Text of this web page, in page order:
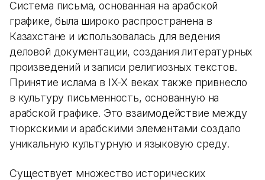
Система письма, основанная на арабской
графике, была широко распространена в
Казахстане и использовалась для ведения
деловой документации, создания литературных
произведений и записи религиозных текстов.
Принятие ислама в IX-X веках также привнесло
в культуру письменность, основанную на
арабской графике. Это взаимодействие между
тюркскими и арабскими элементами создало
уникальную культурную и языковую среду.
Существует множество исторических